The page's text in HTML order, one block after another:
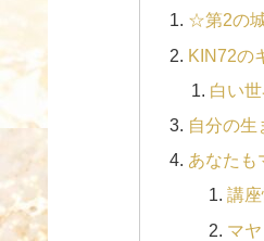
☆第2の
KIN72の
白い
自分の
あなたも
講
マ